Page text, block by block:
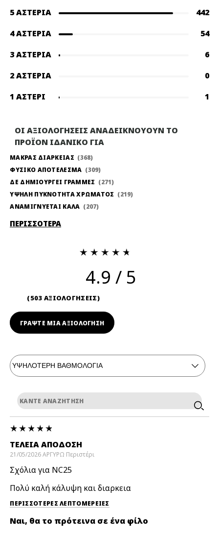
5 ΑΣΤΈΡΙΑ
442
4 ΑΣΤΈΡΙΑ
54
3 ΑΣΤΈΡΙΑ
6
2 ΑΣΤΈΡΙΑ
0
1 ΑΣΤΈΡΙ
1
ΟΙ ΑΞΙΟΛΟΓΗΣΕΙΣ ΑΝΑΔΕΙΚΝΟΥΟΥΝ ΤΟ
ΠΡΟΪΟΝ ΙΔΑΝΙΚΟ ΓΙΑ
ΜΑΚΡΑΣ ΔΙΑΡΚΕΙΑΣ
368
ΦΥΣΙΚΟ ΑΠΟΤΕΛΕΣΜΑ
309
ΔΕ ΔΗΜΙΟΥΡΓΕΙ ΓΡΑΜΜΕΣ
271
ΥΨΗΛΗ ΠΥΚΝΟΤΗΤΑ ΧΡΩΜΑΤΟΣ
219
ΑΝΑΜΙΓΝΥΕΤΑΙ ΚΑΛΑ
207
ΠΕΡΙΣΣΟΤΕΡΑ
4.9
503 ΑΞΙΟΛΟΓΗΣΕΙΣ
ΓΡΆΨΤΕ ΜΙΑ ΑΞΙΟΛΟΓΗΣΗ
ΤΈΛΕΙΑ ΑΠΌΔΟΣΗ
21/05/2026ΑΡΓΥΡΩ Περιστέρι
Σχόλια για NC25
Πολύ καλή κάλυψη και διαρκεια
ΠΕΡΙΣΣΌΤΕΡΕΣ ΛΕΠΤΟΜΈΡΕΙΕΣ
Ναι, θα το πρότεινα σε ένα φίλο